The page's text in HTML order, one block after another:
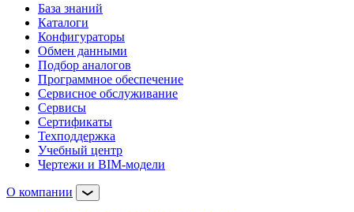
База знаний
Каталоги
Конфигураторы
Обмен данными
Подбор аналогов
Программное обеспечение
Сервисное обслуживание
Сервисы
Сертификаты
Техподдержка
Учебный центр
Чертежи и BIM-модели
О компании